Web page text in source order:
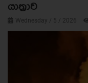
යාත්‍රාව
Wednesday / 5 / 2026